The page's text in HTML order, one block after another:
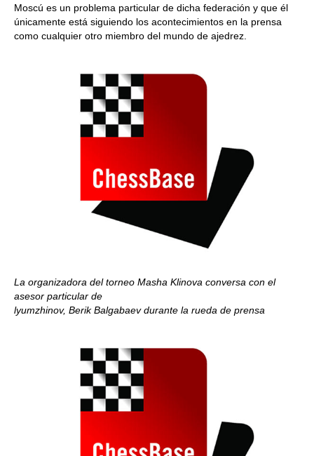
Moscú es un problema particular de dicha federación y que él
únicamente está siguiendo los acontecimientos en la prensa
como cualquier otro miembro del mundo de ajedrez.
La organizadora del torneo Masha Klinova conversa con el
asesor particular de
lyumzhinov, Berik Balgabaev durante la rueda de prensa